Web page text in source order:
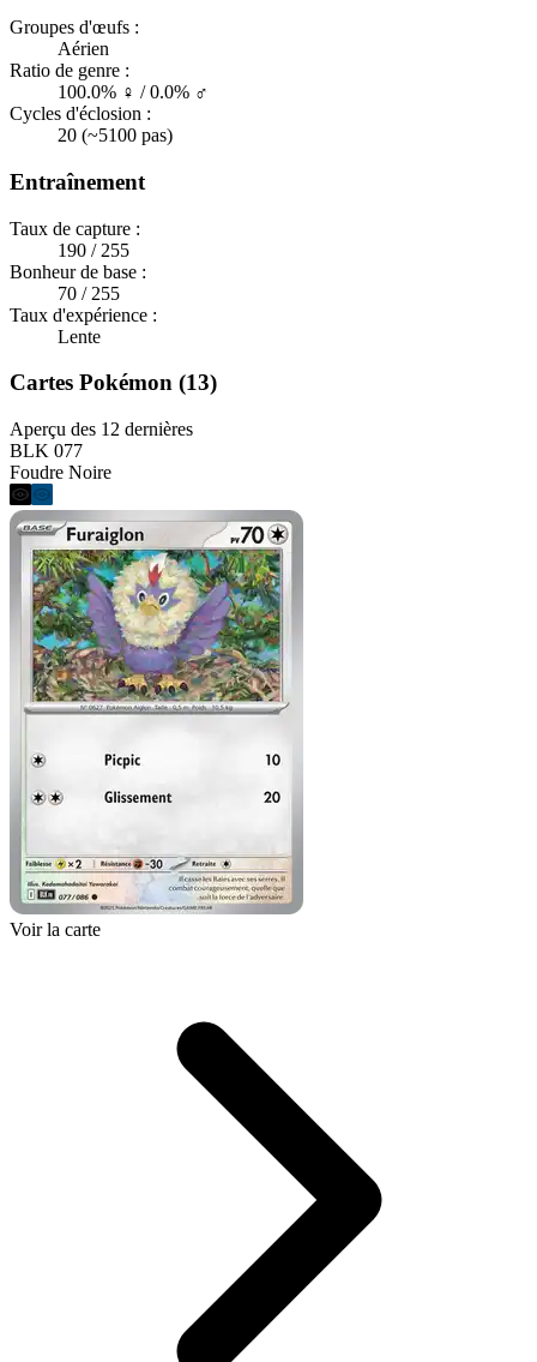
Groupes d'œufs :
Aérien
Ratio de genre :
100.0% ♀ / 0.0% ♂
Cycles d'éclosion :
20 (~5100 pas)
Entraînement
Taux de capture :
190 / 255
Bonheur de base :
70 / 255
Taux d'expérience :
Lente
Cartes Pokémon (13)
Aperçu des 12 dernières
BLK 077
Foudre Noire
Voir la carte